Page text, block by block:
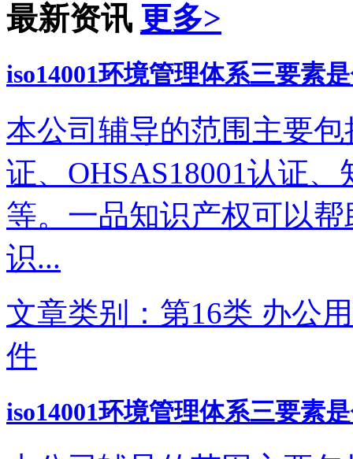
最新资讯 更多>
iso14001环境管理体系三要素
本公司辅导的范围主要包
证、OHSAS18001认证
等。一品知识产权可以
识...
文章类别：第16类 办公
件
iso14001环境管理体系三要素